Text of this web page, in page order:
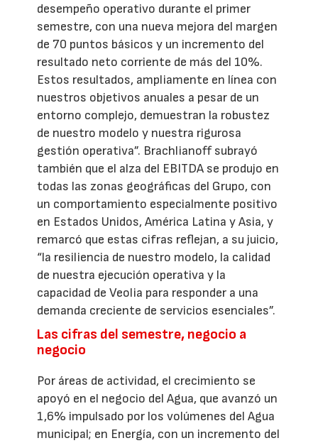
desempeño operativo durante el primer
semestre, con una nueva mejora del margen
de 70 puntos básicos y un incremento del
resultado neto corriente de más del 10%.
Estos resultados, ampliamente en línea con
nuestros objetivos anuales a pesar de un
entorno complejo, demuestran la robustez
de nuestro modelo y nuestra rigurosa
gestión operativa”. Brachlianoff subrayó
también que el alza del EBITDA se produjo en
todas las zonas geográficas del Grupo, con
un comportamiento especialmente positivo
en Estados Unidos, América Latina y Asia, y
remarcó que estas cifras reflejan, a su juicio,
“la resiliencia de nuestro modelo, la calidad
de nuestra ejecución operativa y la
capacidad de Veolia para responder a una
demanda creciente de servicios esenciales”.
Las cifras del semestre, negocio a
negocio
Por áreas de actividad, el crecimiento se
apoyó en el negocio del Agua, que avanzó un
1,6% impulsado por los volúmenes del Agua
municipal; en Energía, con un incremento del